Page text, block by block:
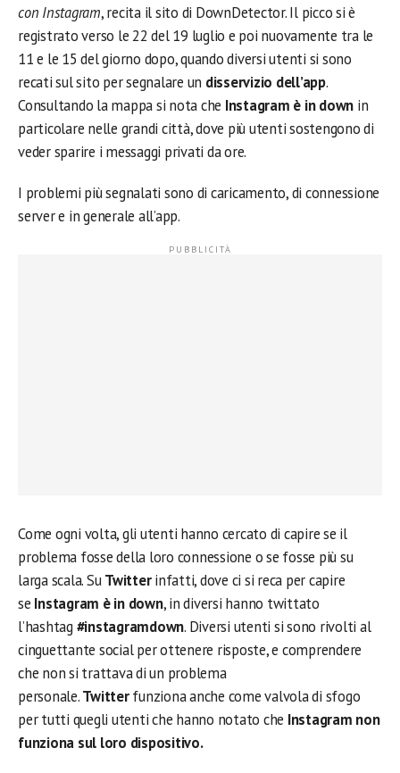
con Instagram, recita il sito di DownDetector. Il picco si è
registrato verso le 22 del 19 luglio e poi nuovamente tra le
11 e le 15 del giorno dopo, quando diversi utenti si sono
recati sul sito per segnalare un disservizio dell’app.
Consultando la mappa si nota che Instagram è in down in
particolare nelle grandi città, dove più utenti sostengono di
veder sparire i messaggi privati da ore.
I problemi più segnalati sono di caricamento, di connessione
server e in generale all’app.
Come ogni volta, gli utenti hanno cercato di capire se il
problema fosse della loro connessione o se fosse più su
larga scala. SuTwitterinfatti, dove ci si reca per capire
se Instagram è in down, in diversi hanno twittato
l’hashtag #instagramdown. Diversi utenti si sono rivolti al
cinguettante social per ottenere risposte, e comprendere
che non si trattava di un problema
personale.Twitterfunziona anche come valvola di sfogo
per tutti quegli utenti che hanno notato che Instagram non
funziona sul loro dispositivo.